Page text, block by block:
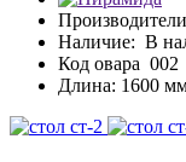
Производители
Наличие: В
Код овара 002
Длина: 1600